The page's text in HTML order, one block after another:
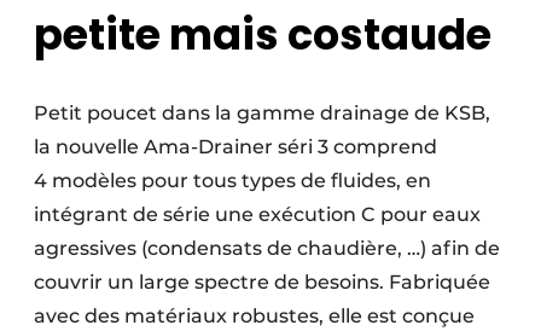
petite mais costaude
Petit poucet dans la gamme drainage de KSB,
la nouvelle Ama-Drainer séri 3 comprend
4 modèles pour tous types de fluides, en
intégrant de série une exécution C pour eaux
agressives (condensats de chaudière, …) afin de
couvrir un large spectre de besoins. Fabriquée
avec des matériaux robustes, elle est conçue